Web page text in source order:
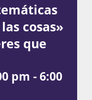
2027-1
cosas»
que
pm -6:00